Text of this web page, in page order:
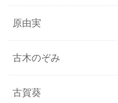
原由実
古木のぞみ
古賀葵